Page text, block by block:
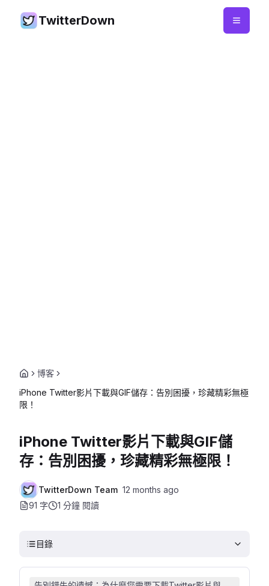
TwitterDown
博客
iPhone Twitter影片下載與GIF儲存：告別困擾，珍藏精彩無極
限！
iPhone Twitter影片下載與GIF儲
存：告別困擾，珍藏精彩無極限！
TwitterDown Team 12 months ago
91 字
1 分鐘 閱讀
目錄